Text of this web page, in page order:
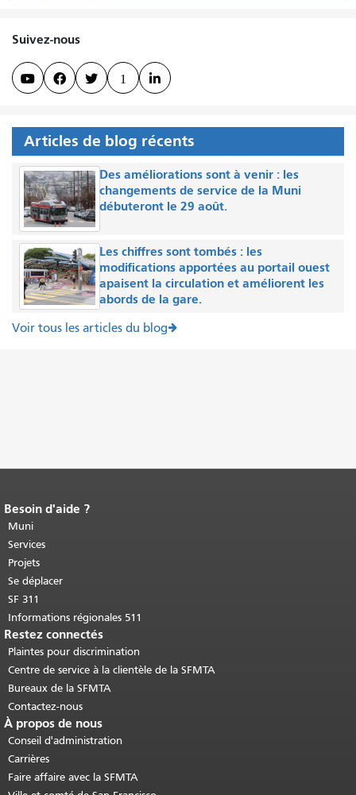
Suivez-nous
   1 
Articles de blog récents
Des améliorations sont à venir : les
changements de service de la Muni
débuteront le 29 août.
Les chiffres sont tombés : les
modifications apportées au portail ouest
apaisent la circulation et améliorent les
abords de la gare.
Voir tous les articles du blog
Fin du contenu de la page.
cette page se répète sur chaque page.
Retour au haut du contenu principal
Besoin d'aide ?
Muni
Services
Projets
Se déplacer
SF 311
Informations régionales 511
Restez connectés
Plaintes pour discrimination
Centre de service à la clientèle de la SFMTA
Bureaux de la SFMTA
Contactez-nous
À propos de nous
Conseil d'administration
Carrières
Faire affaire avec la SFMTA